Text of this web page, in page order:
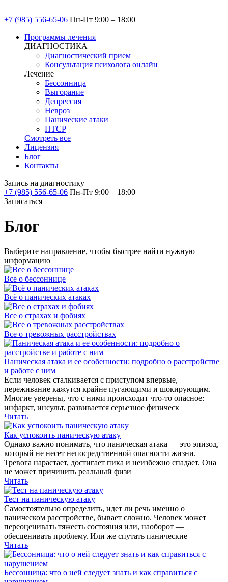
+7 (985) 556-65-06 Пн-Пт 9:00 – 18:00
Программы лечения
ДИАГНОСТИКА
Диагностический прием
Консультация психолога онлайн
Лечение
Бессонница
Выгорание
Депрессия
Невроз
Панические атаки
ПТСР
Смотреть все
Лицензия
Блог
Контакты
Запись на диагностику
+7 (985) 556-65-06 Пн-Пт 9:00 – 18:00
Записаться
Блог
Выберите направление, чтобы быстрее найти нужную
информацию
Все о бессоннице
Всё о панических атаках
Все о страхах и фобиях
Все о тревожных расстройствах
Паническая атака и ее особенности: подробно о расстройстве
и работе с ним
Если человек сталкивается с приступом впервые,
переживание кажутся крайне пугающими и шокирующим.
Многие уверены, что с ними происходит что-то опасное:
инфаркт, инсульт, развивается серьезное физическ
Читать
Как успокоить паническую атаку
Однако важно понимать, что паническая атака — это эпизод,
который не несет непосредственной опасности жизни.
Тревога нарастает, достигает пика и неизбежно спадает. Она
не может причинить реальный физи
Читать
Тест на паническую атаку
Самостоятельно определить, идет ли речь именно о
паническом расстройстве, бывает сложно. Человек может
переоценивать тяжесть состояния или, наоборот —
обесценивать проблему. Или же спутать панические
Читать
Бессонница: что о ней следует знать и как справиться с